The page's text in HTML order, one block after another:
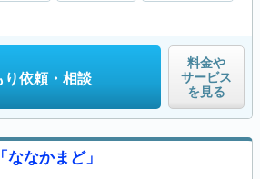
り依頼・相談
料金や
サービス
を見る
なかまど」